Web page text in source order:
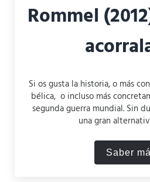
Rommel
Si os gusta la historia, o más
bélica, o incluso más
segunda guerra mundial. Sin
una gran
Saber